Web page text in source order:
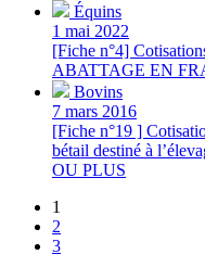
Équins
1 mai 2022
[Fiche n°4]
ABATTAGE EN
Bovins
7 mars 2016
[Fiche n°19 ]
bétail destiné à
OU PLUS
1
2
3